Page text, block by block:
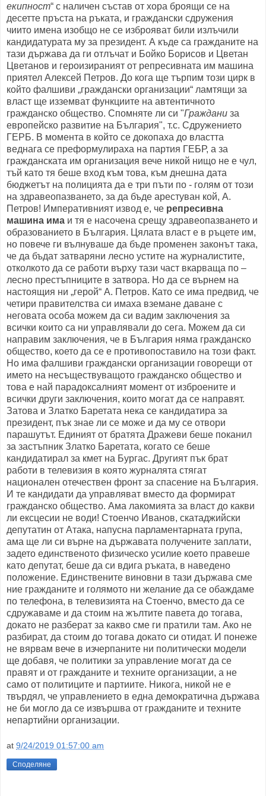
екипност“ с наличен състав от хора броящи се на
десетте пръста на ръката, и граждански сдружения
чиито имена изобщо не се изброяват били излъчили
кандидатурата му за президент. А къде са гражданите на
тази държава да ги отлъчат и Бойко Борисов и Цветан
Цветанов и героизираният от репресивната им машина
приятел Алексей Петров. До кога ще търпим този цирк в
който фалшиви „граждански организации“ ламтящи за
власт ще изземват функциите на автентичното
гражданско общество. Спомняте ли си "Граждани за
европейско развитие на България", т.с. Сдружението
ГЕРБ. В момента в който се докопаха до властта
веднага се преформулираха на партия ГЕБР, а за
гражданската им организация вече никой нищо не е чул,
тъй като тя беше вход към това, към днешна дата
бюджетът на полицията да е три пъти по - голям от този
на здравеопазването, за да бъде арестуван кой, А.
Петров! Императивният извод е, че репресивна
машина има и тя е насочена срещу здравеопазването и
образованието в България. Цялата власт е в ръцете им,
но повече ги вълнуваше да бъде променен законът така,
че да бъдат затваряни лесно устите на журналистите,
отколкото да се работи върху тази част вкарваща по –
лесно престъпниците в затвора. Но да се върнем на
настоящия ни „герой“ А. Петров. Като се има предвид, че
четири правителства си имаха вземане даване с
неговата особа можем да си вадим заключения за
всички които са ни управлявали до сега. Можем да си
направим заключения, че в България няма гражданско
общество, което да се е противопоставило на този факт.
Но има фалшиви граждански организации говорещи от
името на несъществуващото гражданско общество и
това е най парадоксалният момент от изброените и
всички други заключения, които могат да се направят.
Затова и Златко Баретата нека се кандидатира за
президент, пък знае ли се може и да му се отвори
парашутът. Единият от братята Дражеви беше поканил
за застъпник Златко Баретата, когато се беше
кандидатирал за кмет на Бургас. Другият пък брат
работи в телевизия в която журналята стягат
национален отечествен фронт за спасение на България.
И те кандидати да управляват вместо да формират
гражданско общество. Ама лакомията за власт до какви
ли ексцесии не води! Стоенчо Иванов, скатаджийски
депутатин от Атака, напусна парламентарната група,
ама ще ли си върне на държавата получените заплати,
задето единственото физическо усилие което правеше
като депутат, беше да си вдига ръката, в наведено
положение. Единствените виновни в тази държава сме
ние гражданите и голямото ни желание да се обаждаме
по телефона, в телевизията на Стоенчо, вместо да се
сдружаваме и да стоим на жълтите павета до тогава,
докато не разберат за какво сме ги пратили там. Ако не
разбират, да стоим до тогава докато си отидат. И понеже
не вярвам вече в изчерпаните ни политически модели
ще добавя, че политики за управление могат да се
правят и от гражданите и техните организации, а не
само от политиците и партиите. Никога, никой не е
твърдял, че управлението в една демократична държава
не би могло да се извършва от гражданите и техните
непартийни организации.
at 9/24/2019 01:57:00 am
Споделяне